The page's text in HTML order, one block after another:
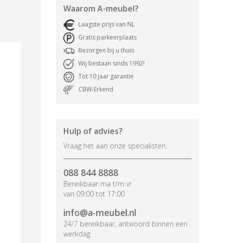
Waarom A-meubel?
Laagste prijs van NL
Gratis parkeerplaats
Bezorgen bij u thuis
Wij bestaan sinds 1992!
Tot 10 jaar garantie
CBW-Erkend
Hulp of advies?
Vraag het aan onze specialisten.
088 844 8888
Bereikbaar ma t/m vr
van 09:00 tot 17:00
info@a-meubel.nl
24/7 bereikbaar, antwoord binnen een
werkdag